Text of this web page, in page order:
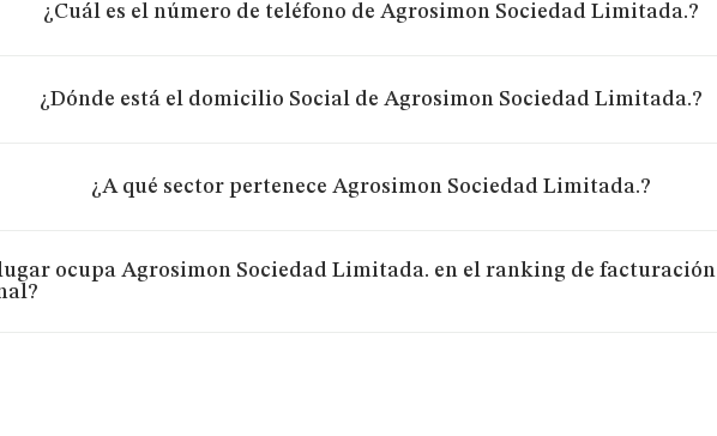
¿Cuál es el número de teléfono de Agrosimon Sociedad Limitada.?
¿Dónde está el domicilio Social de Agrosimon Sociedad Limitada.?
¿A qué sector pertenece Agrosimon Sociedad Limitada.?
ocupa Agrosimon Sociedad Limitada. en el ranking de facturación